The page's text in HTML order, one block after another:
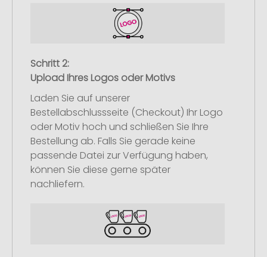
Schritt 2:
Upload Ihres Logos oder Motivs
Laden Sie auf unserer
Bestellabschlussseite (Checkout) Ihr Logo
oder Motiv hoch und schließen Sie Ihre
Bestellung ab. Falls Sie gerade keine
passende Datei zur Verfügung haben,
können Sie diese gerne später
nachliefern.